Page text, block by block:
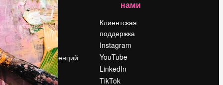
Цены
О нас
Reviews
Вакансии
Поиск тенденций
Блог
События
нами
Клиентская
поддержка
Instagram
YouTube
LinkedIn
TikTok